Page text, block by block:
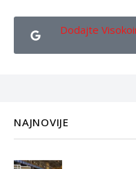
Dodajte
NAJNOVIJE